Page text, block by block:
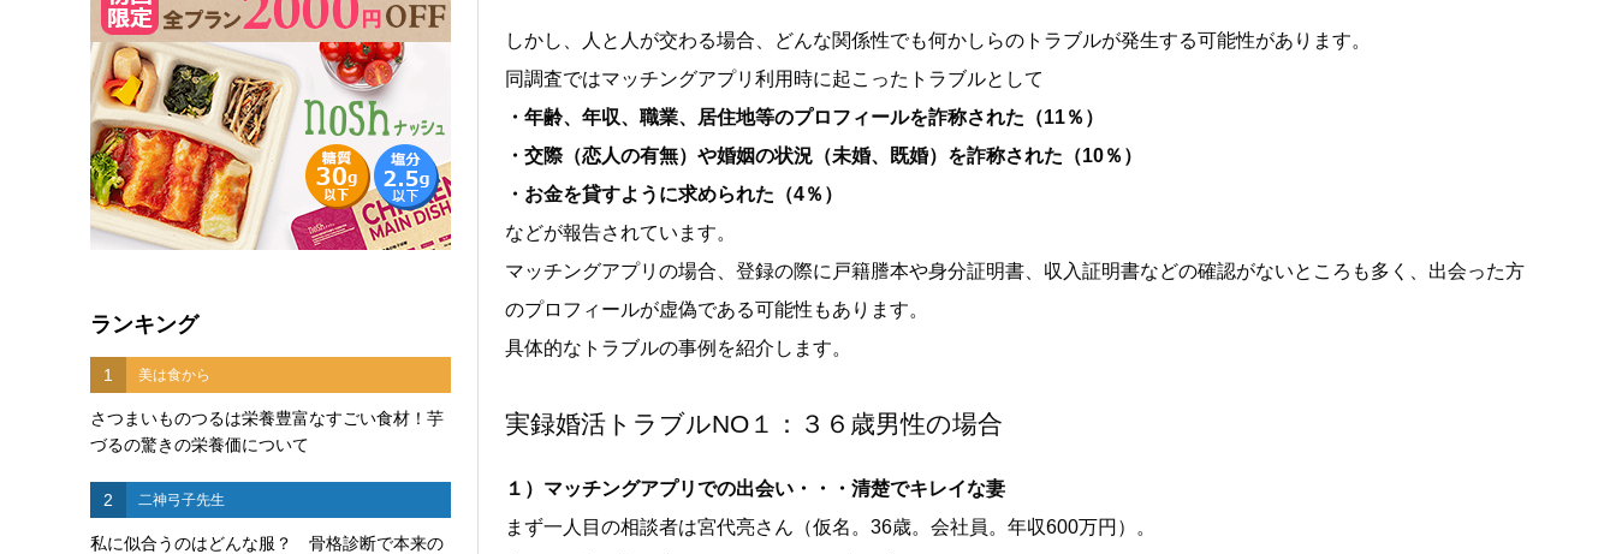
しかし、人と人が交わる場合、どんな関係性でも何かしらのトラブルが発生する可能性があります。
同調査ではマッチングアプリ利用時に起こったトラブルとして
・年齢、年収、職業、居住地等のプロフィールを詐称された（11％）
・交際（恋人の有無）や婚姻の状況（未婚、既婚）を詐称された（10％）
・お金を貸すように求められた（4％）
などが報告されています。
マッチングアプリの場合、登録の際に戸籍謄本や身分証明書、収入証明書などの確認がないところも多く、出会った方
のプロフィールが虚偽である可能性もあります。
具体的なトラブルの事例を紹介します。
実録婚活トラブルNO１：３６歳男性の場合
１）マッチングアプリでの出会い・・・清楚でキレイな妻
まず一人目の相談者は宮代亮さん（仮名。36歳。会社員。年収600万円）。
ランキング
1 美は食から
さつまいものつるは栄養豊富なすごい食材！芋
づるの驚きの栄養価について
2 二神弓子先生
私に似合うのはどんな服？ 骨格診断で本来の